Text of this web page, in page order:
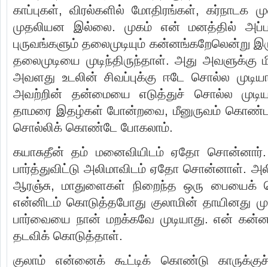
காப்புகள், விரல்களில் மோதிரங்கள், கர்நாடக
முதலியன இல்லை. முகம் என் மனத்தில்
புருவங்களும் தலைமுடியும் கன்னங்கறேலென்று
தலைமுடியை முடிந்திருந்தாள். அது அவளுக்கு
அவளது உடலின் சிவப்புக்கு ஈடே சொல்ல
அவற்றின் தன்மையை எடுத்துச் சொல்ல
தாமரை இதழ்கள் போன்றவை, மீனுருவம்
சொல்லிக் கொண்டே போகலாம்.
கயாசுதீன் தம் மனைவியிடம் ஏதோ
பார்த்துவிட்டு அலிமாவிடம் ஏதோ சொன்னாள்.
ஆரஞ்சு, மாதுளைகள் நிறைந்த ஒரு
என்னிடம் கொடுத்தபோது குலாமின் தாயினது
பார்வையை நான் மறக்கவே முடியாது. என்
தடவிக் கொடுத்தாள்.
குலாம் என்னைக் கூட்டிக் கொண்டு